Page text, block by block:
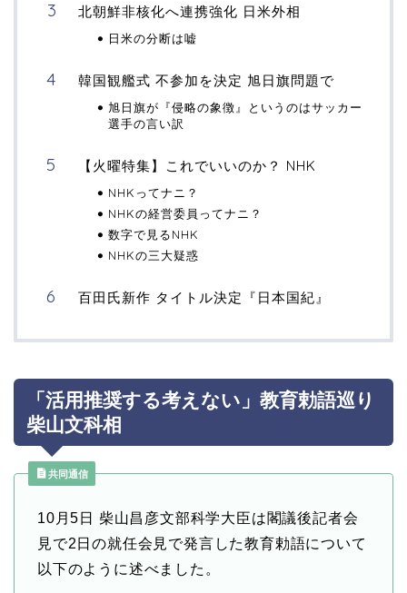
北朝鮮非核化へ連携強化 日米外相
日米の分断は嘘
韓国観艦式 不参加を決定 旭日旗問題で
旭日旗が『侵略の象徴』というのはサッカー
選手の言い訳
【火曜特集】これでいいのか？ NHK
NHKってナニ？
NHKの経営委員ってナニ？
数字で見るNHK
NHKの三大疑惑
百田氏新作 タイトル決定『日本国紀』
「活用推奨する考えない」教育勅語巡り
柴山文科相
共同通信
10月5日 柴山昌彦文部科学大臣は閣議後記者会
見で2日の就任会見で発言した教育勅語について
以下のように述べました。